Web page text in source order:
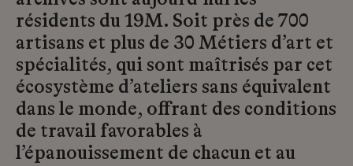
résidents du 19M. Soit près de 700
artisans et plus de 30 Métiers d’art et
spécialités, qui sont maîtrisés par cet
écosystème d’ateliers sans équivalent
dans le monde, offrant des conditions
de travail favorables à
l’épanouissement de chacun et au